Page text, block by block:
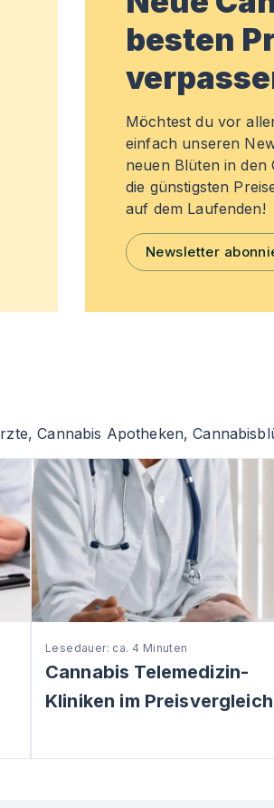
besten
Möchtest du vor
einfach unseren
neuen Blüten in den
die günstigsten
auf dem Laufenden!
Newsletter
Cannabis Apotheken,
Lesedauer: ca. 4 Minuten
Cannabis Telemedizin-
Kliniken im Preisvergleich